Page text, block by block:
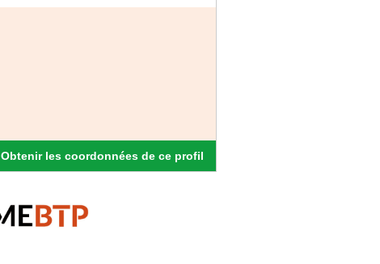
Obtenir les coordonnées de ce profil